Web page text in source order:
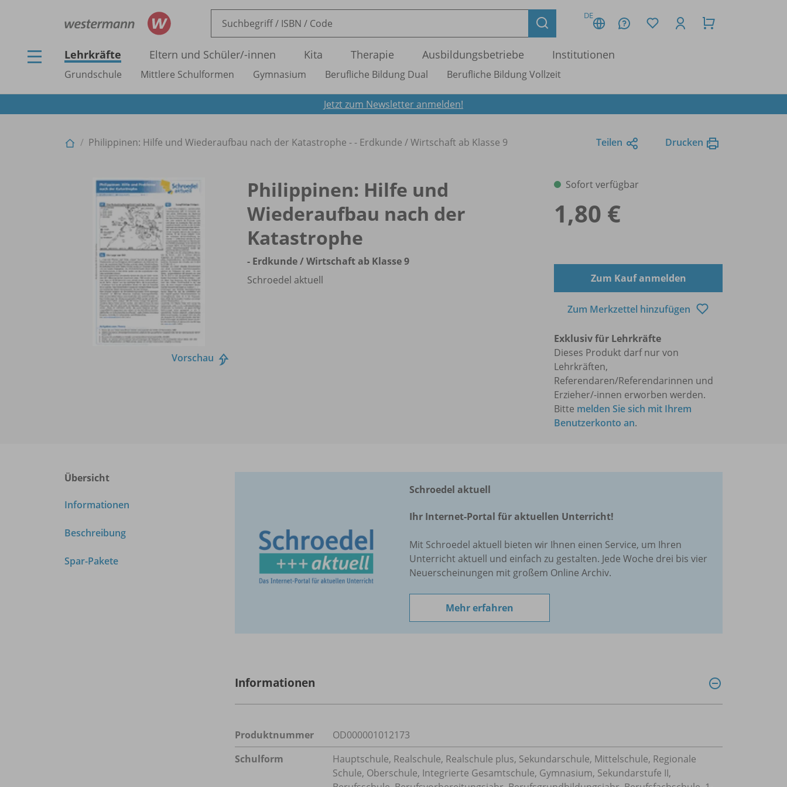
DE
Lehrkräfte Eltern und Schüler/-innen Kita Therapie Ausbildungsbetriebe Institutionen
Grundschule Mittlere Schulformen Gymnasium Berufliche Bildung Dual Berufliche Bildung Vollzeit
Jetzt zum Newsletter anmelden!
Philippinen: Hilfe und Wiederaufbau nach der Katastrophe - - Erdkunde /Wirtschaft ab Klasse 9 Teilen Drucken
Vorschau
Philippinen: Hilfe und
Wiederaufbau nach der
Katastrophe
- Erdkunde /Wirtschaft ab Klasse 9
Schroedel aktuell
Sofort verfügbar
1,80 €
Zum Kauf anmelden
Zum Merkzettel hinzufügen
Exklusiv für Lehrkräfte
Dieses Produkt darf nur von
Lehrkräften,
Referendaren/Referendarinnen und
Erzieher/-innen erworben werden.
Bitte melden Sie sich mit Ihrem
Benutzerkonto an.
Übersicht
Informationen
Beschreibung
Spar-Pakete
Schroedel aktuell
Ihr Internet-Portal für aktuellen Unterricht!
Mit Schroedel aktuell bieten wir Ihnen einen Service, um Ihren
Unterricht aktuell und einfach zu gestalten. Jede Woche drei bis vier
Neuerscheinungen mit großem Online Archiv.
Mehr erfahren
Informationen
Produktnummer
OD000001012173
Schulform
Hauptschule, Realschule, Realschule plus, Sekundarschule, Mittelschule, Regionale
Schule, Oberschule, Integrierte Gesamtschule, Gymnasium, Sekundarstufe II,